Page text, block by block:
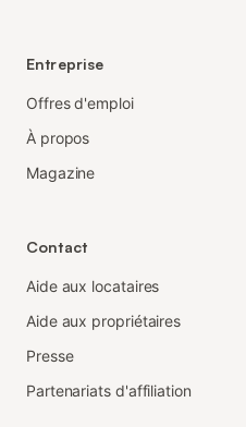
Entreprise
Offres d'emploi
À propos
Magazine
Contact
Aide aux locataires
Aide aux propriétaires
Presse
Partenariats d'affiliation